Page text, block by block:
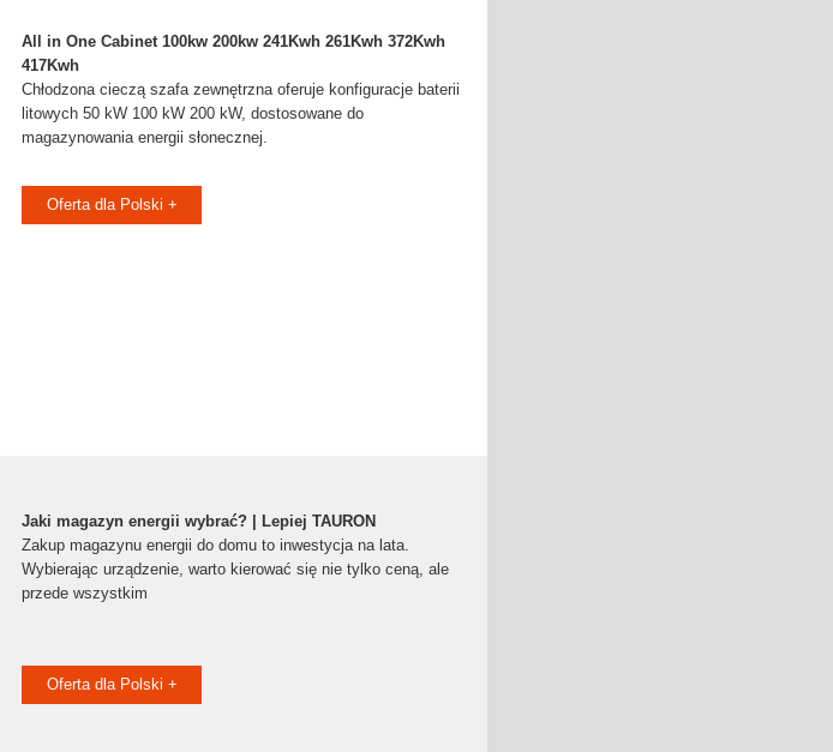
All in One Cabinet 100kw 200kw 241Kwh 261Kwh 372Kwh
417Kwh
Chłodzona cieczą szafa zewnętrzna oferuje konfiguracje baterii
litowych 50 kW 100 kW 200 kW, dostosowane do
magazynowania energii słonecznej.
Oferta dla Polski +
Jaki magazyn energii wybrać? | Lepiej TAURON
Zakup magazynu energii do domu to inwestycja na lata.
Wybierając urządzenie, warto kierować się nie tylko ceną, ale
przede wszystkim
Oferta dla Polski +